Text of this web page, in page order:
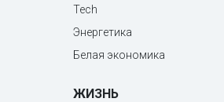
Tech
Энергетика
Белая экономика
ЖИЗНЬ